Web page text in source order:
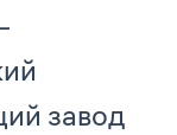
завод